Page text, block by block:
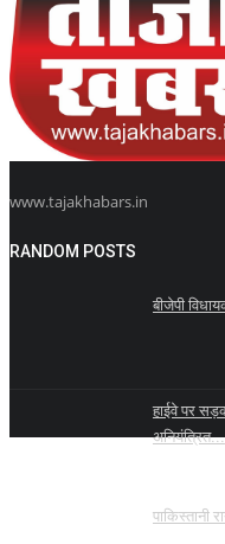
www.tajakhabars.in
RANDOM POSTS
बीजेपी
हाईवे पर
अनियंत्रित...
पाकिस्तानी